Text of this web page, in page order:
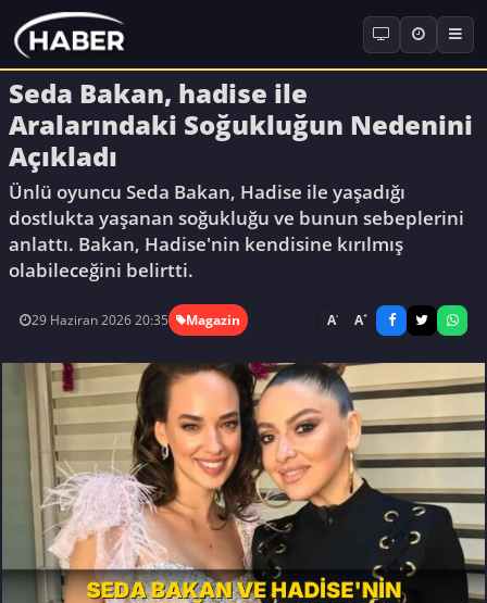
Seda Bakan, hadise ile
Aralarındaki Soğukluğun Nedenini
Açıkladı
Ünlü oyuncu Seda Bakan, Hadise ile yaşadığı
dostlukta yaşanan soğukluğu ve bunun sebeplerini
anlattı. Bakan, Hadise'nin kendisine kırılmış
olabileceğini belirtti.
29 Haziran 2026 20:35 Magazin A- A+